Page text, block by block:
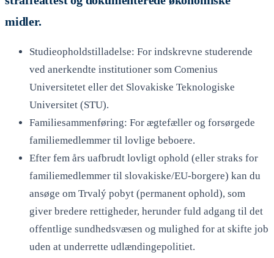
midler.
Studieopholdstilladelse: For indskrevne studerende
ved anerkendte institutioner som Comenius
Universitetet eller det Slovakiske Teknologiske
Universitet (STU).
Familiesammenføring: For ægtefæller og forsørgede
familiemedlemmer til lovlige beboere.
Efter fem års uafbrudt lovligt ophold (eller straks for
familiemedlemmer til slovakiske/EU-borgere) kan du
ansøge om Trvalý pobyt (permanent ophold), som
giver bredere rettigheder, herunder fuld adgang til det
offentlige sundhedsvæsen og mulighed for at skifte job
uden at underrette udlændingepolitiet.